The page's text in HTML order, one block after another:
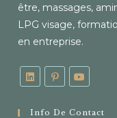
être, massages,
LPG visage,
en entreprise.
Info De Contact